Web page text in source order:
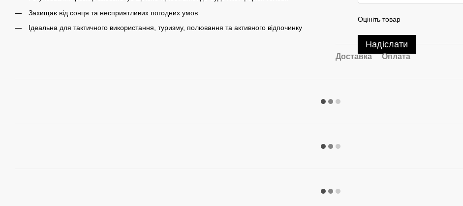
Захищає від сонця та несприятливих погодних умов
Ідеальна для тактичного використання, туризму, полювання та активного відпочинку
Оцініть товар
Надіслати
Доставка Оплата